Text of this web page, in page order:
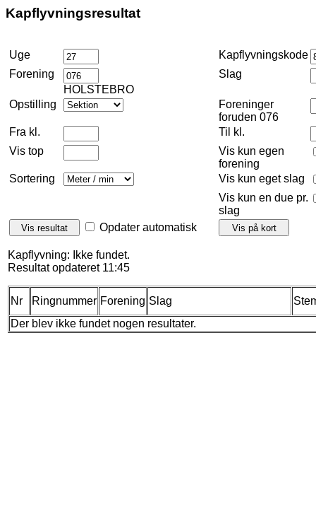
Kapflyvningsresultat
Uge
Kapflyvningskode
Forening
HOLSTEBRO
Slag
Opstilling
Foreninger
foruden 076
Fra kl.
Til kl.
Vis top
Vis kun egen
forening
Sortering
Vis kun eget slag
Vis kun en due pr.
slag
Opdater automatisk
Kapflyvning: Ikke fundet.
Resultat opdateret 11:45
Nr Ringnummer Forening Slag
Der blev ikke fundet nogen resultater.